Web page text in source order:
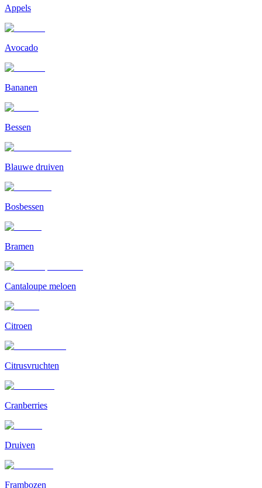
Appels
Avocado
Bananen
Bessen
Blauwe druiven
Bosbessen
Bramen
Cantaloupe meloen
Citroen
Citrusvruchten
Cranberries
Druiven
Frambozen